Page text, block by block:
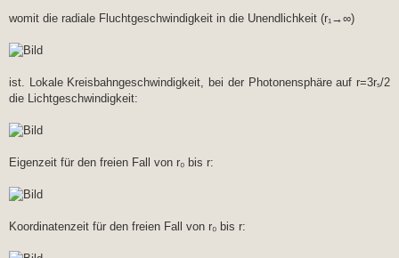
womit die radiale Fluchtgeschwindigkeit in die Unendlichkeit (r₁→∞)
ist. Lokale Kreisbahngeschwindigkeit, bei der Photonensphäre auf r=3rₛ/2
die Lichtgeschwindigkeit:
Eigenzeit für den freien Fall von r₀ bis r:
Koordinatenzeit für den freien Fall von r₀ bis r: